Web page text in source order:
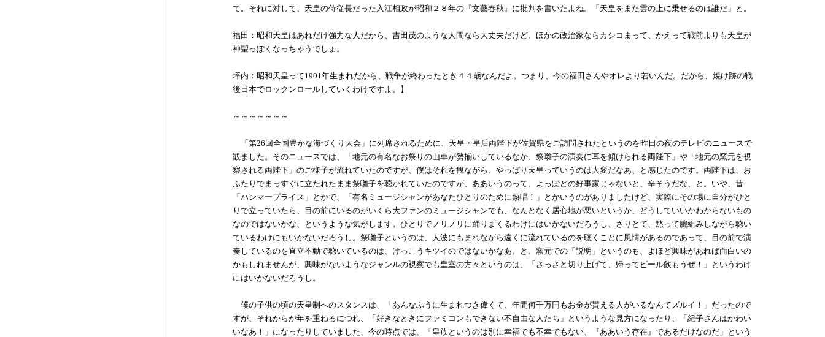
て。それに対して、天皇の侍従長だった入江相政が昭和２８年の『文藝春秋』に批判を書いたよね。「天皇をまた雲の上に乗せるのは誰だ」と。
福田：昭和天皇はあれだけ強力な人だから、吉田茂のような人間なら大丈夫だけど、ほかの政治家ならカシコまって、かえって戦前よりも天皇が
神聖っぽくなっちゃうでしょ。
坪内：昭和天皇って1901年生まれだから、戦争が終わったとき４４歳なんだよ。つまり、今の福田さんやオレより若いんだ。だから、焼け跡の戦
後日本でロックンロールしていくわけですよ。】
～～～～～～～
「第26回全国豊かな海づくり大会」に列席されるために、天皇・皇后両陛下が佐賀県をご訪問されたというのを昨日の夜のテレビのニュースで
観ました。そのニュースでは、「地元の有名なお祭りの山車が勢揃いしているなか、祭囃子の演奏に耳を傾けられる両陛下」や「地元の窯元を視
察される両陛下」のご様子が流れていたのですが、僕はそれを観ながら、やっぱり天皇っていうのは大変だなあ、と感じたのです。両陛下は、お
ふたりでまっすぐに立たれたまま祭囃子を聴かれていたのですが、ああいうのって、よっぽどの好事家じゃないと、辛そうだな、と。いや、昔
「ハンマープライス」とかで、「有名ミュージシャンがあなたひとりのために熱唱！」とかいうのがありましたけど、実際にその場に自分がひと
りで立っていたら、目の前にいるのがいくら大ファンのミュージシャンでも、なんとなく居心地が悪いというか、どうしていいかわからないもの
なのではないかな、というような気がします。ひとりでノリノリに踊りまくるわけにはいかないだろうし、さりとて、黙って腕組みしながら聴い
ているわけにもいかないだろうし。祭囃子というのは、人波にもまれながら遠くに流れているのを聴くことに風情があるのであって、目の前で演
奏しているのを直立不動で聴いているのは、けっこうキツイのではないかなあ、と。窯元での「説明」というのも、よほど興味があれば面白いの
かもしれませんが、興味がないようなジャンルの視察でも皇室の方々というのは、「さっさと切り上げて、帰ってビール飲もうぜ！」というわけ
にはいかないだろうし。
僕の子供の頃の天皇制へのスタンスは、「あんなふうに生まれつき偉くて、年間何千万円もお金が貰える人がいるなんてズルイ！」だったので
すが、それからが年を重ねるにつれ、「好きなときにファミコンもできない不自由な人たち」というような見方になったり、「紀子さんはかわい
いなあ！」になったりしていました、今の時点では、「皇族というのは別に幸福でも不幸でもない、『ああいう存在』であるだけなのだ」という